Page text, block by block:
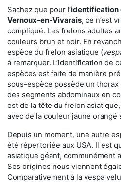
Sachez que pour l’identification
Vernoux-en-Vivarais, ce n’est
compliqué. Les frelons adultes
couleurs brun et noir. En
espèce du frelon asiatique (
à remarquer. L’identification de
espèces est faite de manière
sous-espèce possède un
des segments abdominaux en
est de la tête du frelon
avec de la couleur jaune orangé
Depuis un moment, une autre
été répertoriée aux USA. Il est
asiatique géant, communément
Ses origines nous viennent
Comparativement à la vespa